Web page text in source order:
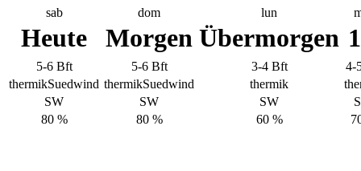
sab
Heute
5-6 Bft
thermikSuedwind
SW
80 %
dom
Morgen
5-6 Bft
thermikSuedwind
SW
80 %
lun
Übermorgen
3-4 Bft
thermik
SW
60 %
4-